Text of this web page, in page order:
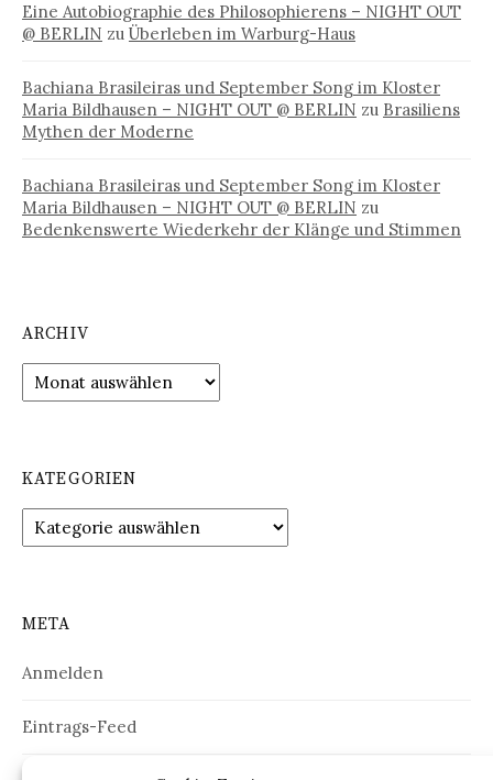
Eine Autobiographie des Philosophierens – NIGHT OUT
@ BERLIN zu Überleben im Warburg-Haus
Bachiana Brasileiras und September Song im Kloster
Maria Bildhausen – NIGHT OUT @ BERLIN zu Brasiliens
Mythen der Moderne
Bachiana Brasileiras und September Song im Kloster
Maria Bildhausen – NIGHT OUT @ BERLIN zu
Bedenkenswerte Wiederkehr der Klänge und Stimmen
ARCHIV
Archiv
KATEGORIEN
Kategorien
META
Anmelden
Eintrags-Feed